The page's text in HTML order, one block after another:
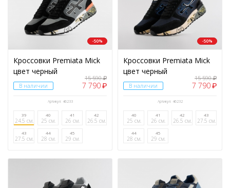
-50%
Кроссовки Premiata Mick
цвет черный
В наличии
15 590₽
7 790₽
Артикул: 46233
39
24.5 см.
40
25 см.
41
26 см.
42
26.5 см.
43
27.5 см.
44
28 см.
45
29 см.
-50%
Кроссовки Premiata Mick
цвет черный
В наличии
15 590₽
7 790₽
Артикул: 46232
40
25 см.
41
26 см.
42
26.5 см.
43
27.5 см.
44
28 см.
45
29 см.